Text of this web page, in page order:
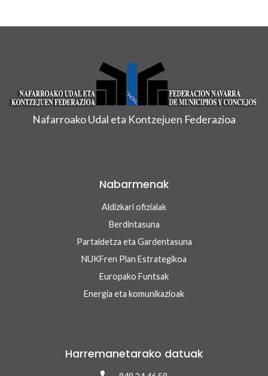
Nafarroako Udal eta Kontzejuen Federazioa
Nabarmenak
Aldizkari ofizialak
Berdintasuna
Partaidetza eta Gardentasuna
NUKFren Plan Estrategikoa
Europako Funtsak
Energia eta komunikazioak
Harremanetarako datuak